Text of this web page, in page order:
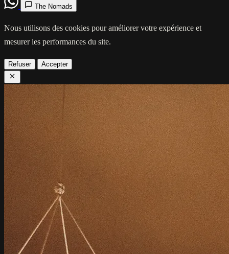
The Nomads
Nous utilisons des cookies pour améliorer votre expérience et
mesurer les performances du site.
Refuser Accepter